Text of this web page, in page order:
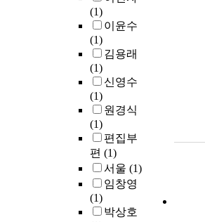
(1)
이윤수
(1)
김용래
(1)
신영수
(1)
원경식
(1)
편집부
편 (1)
서울 (1)
임창영
(1)
박상호